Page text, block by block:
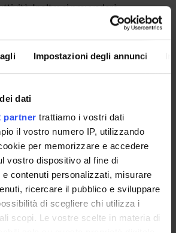
Impostazioni degli annunci
dati
partner trattiamo i vostri dati
il vostro numero IP, utilizzando
per memorizzare e accedere
vostro dispositivo al fine di
e contenuti personalizzati, misurare
ricercare il pubblico e sviluppare
di scegliere chi utilizza i
scopi. Le vostre scelte in materia di
Inoltre si provvederà
sostanze così prodotte in
loro caratterizzazione chimico-fisica e
schermo solare.
srl fornirà, oltre alle condizioni
grande scala e alla purificazione dei
nella commercializzazione a
di questi prodotti indirizzando
verso la produzione del
scopi commerciali.
srl